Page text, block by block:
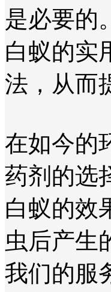
是必要的
白蚁的实
法，从而
在如今的
药剂的选
白蚁的效
虫后产生
我们的服